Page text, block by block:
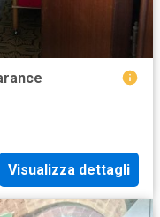
Visualizza dettagli